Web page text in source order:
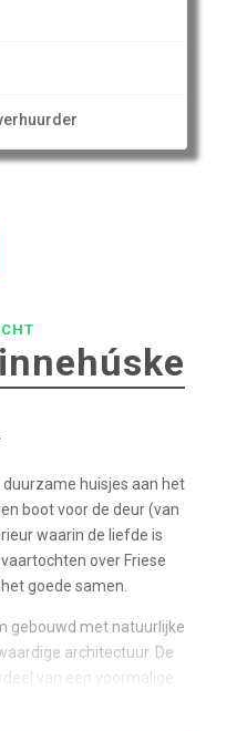
huisjes aan het
boot voor de deur (van
waarin de liefde is
over Friese
goede samen.
gebouwd met natuurlijke
architectuur. De
van een voormalige